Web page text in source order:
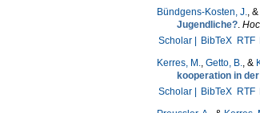
Bündgens-Kosten, J., &
Jugendliche?.
Scholar |
BibTeX RTF
Kerres, M., Getto, B., &
kooperation in
Scholar |
BibTeX RTF